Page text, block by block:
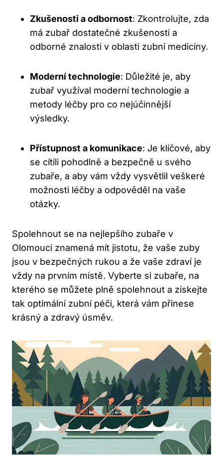
Zkušenosti a odbornost: Zkontrolujte, zda
má zubař dostatečné zkušenosti a
odborné znalosti v oblasti zubní medicíny.
Moderní technologie: Důležité je, aby
zubař využíval moderní technologie a
metody léčby pro co nejúčinnější
výsledky.
Přístupnost a komunikace: Je klíčové, aby
se cítili pohodlně a bezpečně u svého
zubaře, a aby vám vždy vysvětlil veškeré
možnosti léčby a odpověděl na vaše
otázky.
Spolehnout se na nejlepšího zubaře v
Olomouci znamená mít jistotu, že vaše zuby
jsou v bezpečných rukou a že vaše zdraví je
vždy na prvním místě. Vyberte si zubaře, na
kterého se můžete plně spolehnout a získejte
tak optimální zubní péči, která vám přinese
krásný a zdravý úsměv.